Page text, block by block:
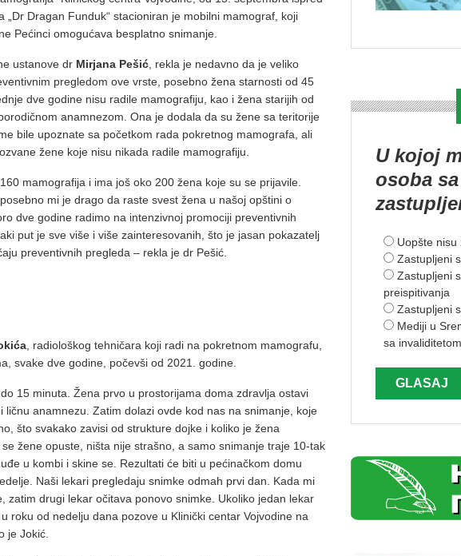
„Dr Dragan Funduk“ stacioniran je mobilni mamograf, koji
Pećinci omogućava besplatno snimanje.
ustanove dr Mirjana Pešić , rekla je nedavno da je veliko
pregledom ove vrste, posebno žena starnosti od 45
dve godine nisu radile mamografiju, kao i žena starijih od
anamnezom. Ona je dodala da su žene sa teritorije
bile upoznate sa početkom rada pokretnog mamografa, ali
žene koje nisu nikada radile mamografiju.
mamografija i ima još oko 200 žena koje su se prijavile.
mi je drago da raste svest žena u našoj opštini o
dve godine radimo na intenzivnoj promociji preventivnih
put je sve više i više zainteresovanih, što je jasan pokazatelj
preventivnih pregleda – rekla je dr Pešić.
, radiološkog tehničara koji radi na pokretnom mamografu,
svake dve godine, počevši od 2021. godine.
15 minuta. Žena prvo u prostorijama doma zdravlja ostavi
ličnu anamnezu. Zatim dolazi ovde kod nas na snimanje, koje
što svakako zavisi od strukture dojke i koliko je žena
žene opuste, ništa nije strašno, a samo snimanje traje 10-tak
u kombi i skine se. Rezultati će biti u pećinačkom domu
Naši lekari pregledaju snimke odmah prvi dan. Kada mi
zatim drugi lekar očitava ponovo snimke. Ukoliko jedan lekar
roku od nedelju dana pozove u Klinički centar Vojvodine na
je Jokić.
U kojoj
osoba
Uopšte nisu
Zastupljeni
Zastupljeni
preispitivanja
Zastupljeni
Mediji u
sa invaliditetom
GLASAJ